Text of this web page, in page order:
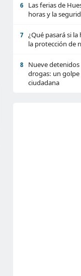
6
Las ferias de
horas y la
7
¿Qué pasará si la
la protección de
8
Nueve
drogas: un
ciudadana